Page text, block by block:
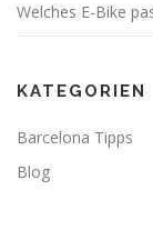
Welches E-Bike
KATEGORIEN
Barcelona Tipps
Blog